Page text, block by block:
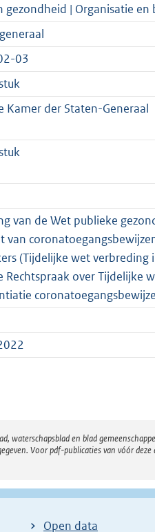
gezondheid | Organisatie en
03
Kamer der Staten-Generaal
van de Wet publieke
van
(Tijdelijke wet verbreding
Rechtspraak over Tijdelijke
waterschapsblad en blad
Voor pdf-publicaties van vóór
Open data